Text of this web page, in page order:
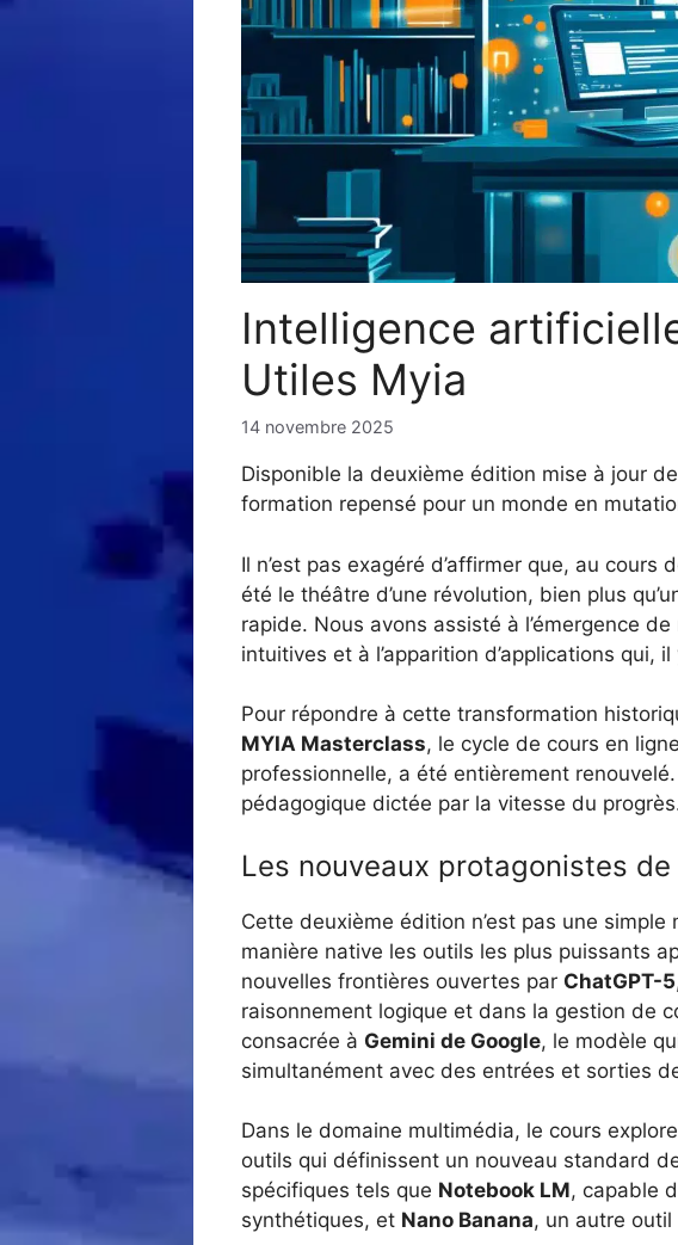
Intelligence
Utiles Myia
14 novembre 2025
Disponible la deuxième édition mise à jour
formation repensé pour un monde en
Il n’est pas exagéré d’affirmer que, au
été le théâtre d’une révolution, bien plus
rapide. Nous avons assisté à l’émergence
intuitives et à l’apparition d’applications
Pour répondre à cette transformation
MYIA Masterclass, le cycle de cours en
professionnelle, a été entièrement renouvelé.
pédagogique dictée par la vitesse du
Les nouveaux protagonistes
Cette deuxième édition n’est pas une
manière native les outils les plus puissants
nouvelles frontières ouvertes par ChatGPT-5
raisonnement logique et dans la gestion de
consacrée à Gemini de Google, le modèle
simultanément avec des entrées et sorties
Dans le domaine multimédia, le cours
outils qui définissent un nouveau standard
spécifiques tels que Notebook LM, capable
synthétiques, et Nano Banana, un autre outil